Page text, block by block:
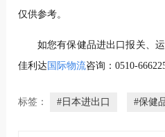
仅供参考。
如您有保健品进出口报关、
佳利达国际物流咨询：0510-
标签： #日本进出口 #保健